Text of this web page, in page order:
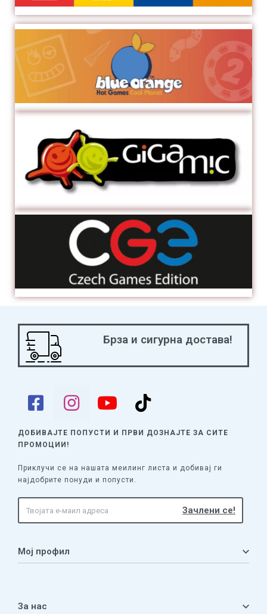
Брза и сигурна достава!
ДОБИВАЈТЕ ПОПУСТИ И ПРВИ ДОЗНАЈТЕ ЗА СИТЕ
ПРОМОЦИИ!
Приклучи се на нашата меилинг листа и добивај ги
најдобрите понуди и попусти.
Мој профил
За нас